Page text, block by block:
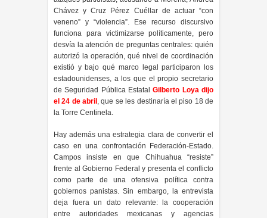
Chávez y Cruz Pérez Cuéllar de actuar “con
veneno” y “violencia”. Ese recurso discursivo
funciona para victimizarse políticamente, pero
desvía la atención de preguntas centrales: quién
autorizó la operación, qué nivel de coordinación
existió y bajo qué marco legal participaron los
estadounidenses, a los que el propio secretario
de Seguridad Pública EstatalGilberto Loya dijo
el 24 de abril , que se les destinaría el piso 18 de
la Torre Centinela.
Hay además una estrategia clara de convertir el
caso en una confrontación Federación-Estado.
Campos insiste en que Chihuahua “resiste”
frente al Gobierno Federal y presenta el conflicto
como parte de una ofensiva política contra
gobiernos panistas. Sin embargo, la entrevista
deja fuera un dato relevante: la cooperación
entre autoridades mexicanas y agencias